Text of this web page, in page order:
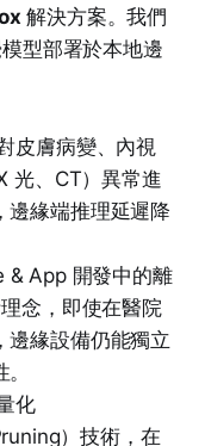
解決方案。我們
型部署於本地邊
皮膚病變、內視
光、CT）異常進
邊緣端推理延遲降
& App 開發中的離
念，即使在醫院
邊緣設備仍能獨立
化
）技術，在